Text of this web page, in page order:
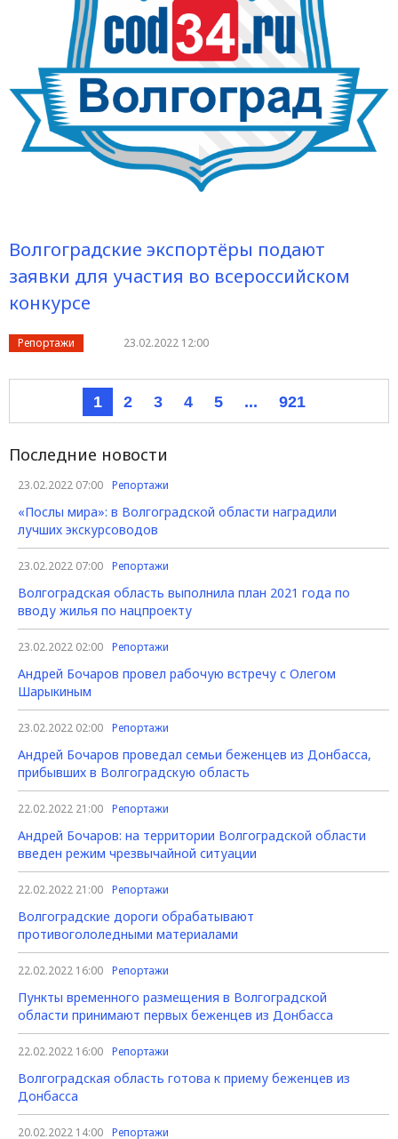
Волгоградские экспортёры подают
заявки для участия во всероссийском
конкурсе
Репортажи 23.02.2022 12:00
1 2 3 4 5 ... 921
Последние новости
23.02.2022 07:00 Репортажи
«Послы мира»: в Волгоградской области наградили
лучших экскурсоводов
23.02.2022 07:00 Репортажи
Волгоградская область выполнила план 2021 года по
вводу жилья по нацпроекту
23.02.2022 02:00 Репортажи
Андрей Бочаров провел рабочую встречу с Олегом
Шарыкиным
23.02.2022 02:00 Репортажи
Андрей Бочаров проведал семьи беженцев из Донбасса,
прибывших в Волгоградскую область
22.02.2022 21:00 Репортажи
Андрей Бочаров: на территории Волгоградской области
введен режим чрезвычайной ситуации
22.02.2022 21:00 Репортажи
Волгоградские дороги обрабатывают
противогололедными материалами
22.02.2022 16:00 Репортажи
Пункты временного размещения в Волгоградской
области принимают первых беженцев из Донбасса
22.02.2022 16:00 Репортажи
Волгоградская область готова к приему беженцев из
Донбасса
20.02.2022 14:00 Репортажи